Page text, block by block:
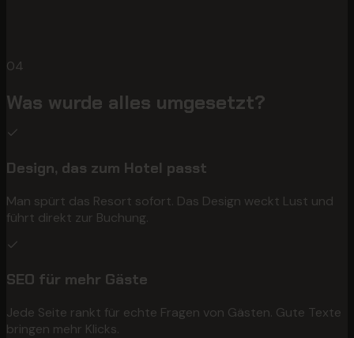
04
Was wurde alles umgesetzt?
Design, das zum Hotel passt
Man spürt das Resort sofort. Das Design weckt Lust und
führt direkt zur Buchung.
SEO für mehr Gäste
Jede Seite rankt für echte Fragen von Gästen. Gute Texte
bringen mehr Klicks.